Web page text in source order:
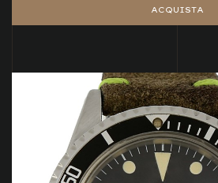
ACQUISTA